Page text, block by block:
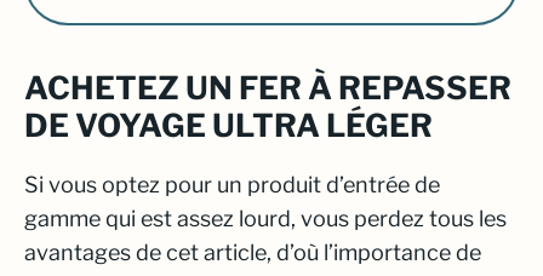
ACHETEZ UN FER À REPASSER
DE VOYAGE ULTRA LÉGER
Si vous optez pour un produit d’entrée de
gamme qui est assez lourd, vous perdez tous les
avantages de cet article, d’où l’importance de